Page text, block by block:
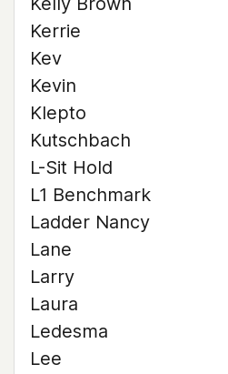
Kerrie
Kev
Kevin
Klepto
Kutschbach
L-Sit Hold
L1 Benchmark
Ladder Nancy
Lane
Larry
Laura
Ledesma
Lee